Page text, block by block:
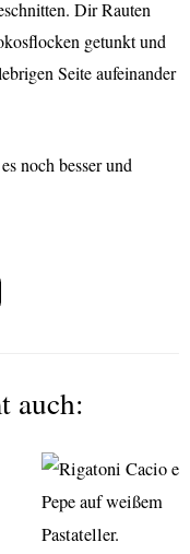
Dir Rauten
getunkt und
Seite aufeinander
noch besser und
auch: